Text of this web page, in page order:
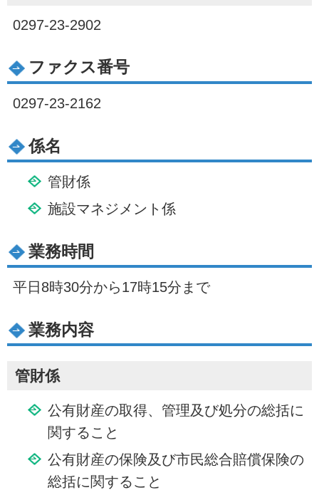
0297-23-2902
ファクス番号
0297-23-2162
係名
管財係
施設マネジメント係
業務時間
平日8時30分から17時15分まで
業務内容
管財係
公有財産の取得、管理及び処分の総括に
関すること
公有財産の保険及び市民総合賠償保険の
総括に関すること